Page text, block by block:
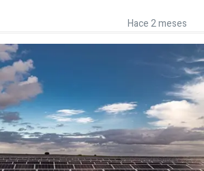
Hace 2 meses